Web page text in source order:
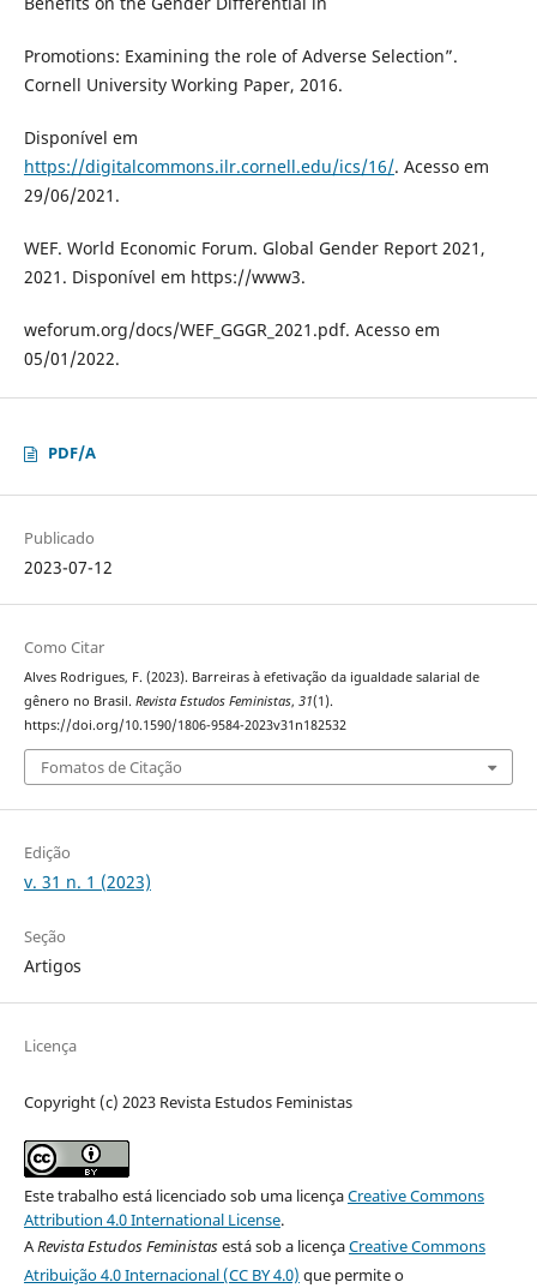
Promotions: Examining the role of Adverse Selection”.
Cornell University Working Paper, 2016.
Disponível em
https://digitalcommons.ilr.cornell.edu/ics/16/. Acesso em
29/06/2021.
WEF. World Economic Forum. Global Gender Report 2021,
2021. Disponível em https://www3.
weforum.org/docs/WEF_GGGR_2021.pdf. Acesso em
05/01/2022.
PDF/A
Publicado
2023-07-12
Como Citar
Alves Rodrigues, F. (2023). Barreiras à efetivação da igualdade salarial de
gênero no Brasil. Revista Estudos Feministas, 31(1).
https://doi.org/10.1590/1806-9584-2023v31n182532
Fomatos de Citação
Edição
v. 31 n. 1 (2023)
Seção
Artigos
Licença
Copyright (c) 2023 Revista Estudos Feministas
Este trabalho está licenciado sob uma licençaCreative Commons
Attribution 4.0 International License.
ARevista Estudos Feministasestá sob a licençaCreative Commons
Atribuição 4.0 Internacional (CC BY 4.0) que permite o